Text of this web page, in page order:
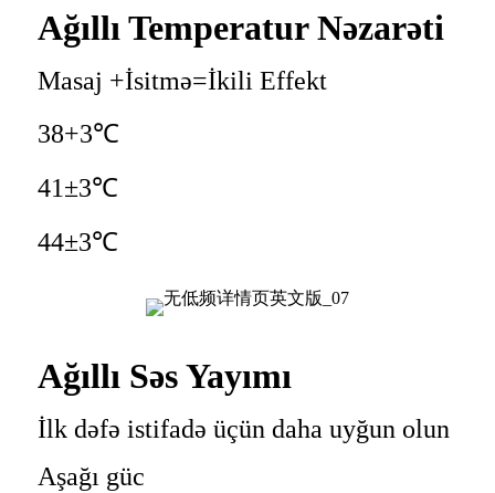
Ağıllı Temperatur Nəzarəti
Masaj +İsitmə=İkili Effekt
38+3℃
41±3℃
44±3℃
Ağıllı Səs Yayımı
İlk dəfə istifadə üçün daha uyğun olun
Aşağı güc